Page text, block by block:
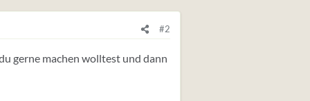
#2
gerne machen wolltest und dann